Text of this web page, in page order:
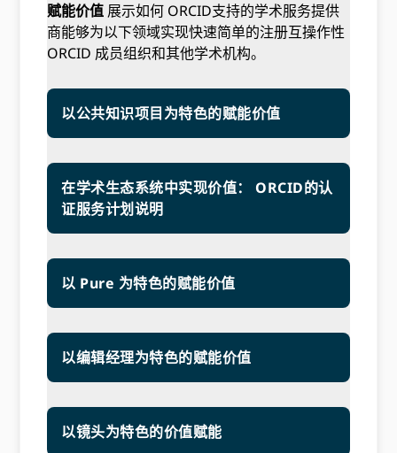
赋能价值 展示如何 ORCID支持的学术服务提供
商能够为以下领域实现快速简单的注册互操作性
ORCID 成员组织和其他学术机构。
以公共知识项目为特色的赋能价值
在学术生态系统中实现价值： ORCID的认
证服务计划说明
以 Pure 为特色的赋能价值
以编辑经理为特色的赋能价值
以镜头为特色的价值赋能